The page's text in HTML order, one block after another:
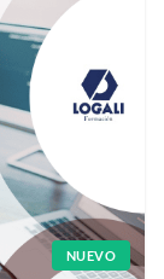
NUEVO